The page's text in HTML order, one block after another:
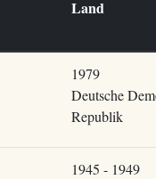
Land
1979
Deutsche
Republik
1945 - 1949